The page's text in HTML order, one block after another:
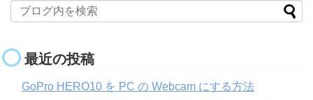
最近の投稿
GoPro HERO10 を PC の Webcam にする方法